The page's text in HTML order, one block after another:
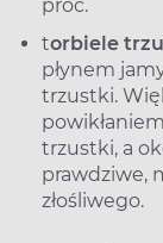
proc.
torbiele
płynem
trzustki.
trzustki, a
prawdziwe,
złośliwego.